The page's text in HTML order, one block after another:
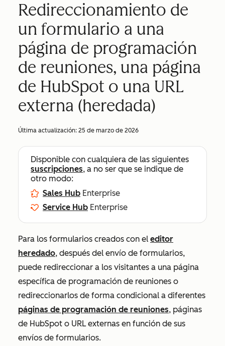
Redireccionamiento de
un formulario a una
página de programación
de reuniones, una página
de HubSpot o una URL
externa (heredada)
Última actualización: 25 de marzo de 2026
Disponible con cualquiera de las siguientes
suscripciones, a no ser que se indique de
otro modo:
Sales Hub Enterprise
Service Hub Enterprise
Para los formularios creados con el editor
heredado, después del envío de formularios,
puede redireccionar a los visitantes a una página
específica de programación de reuniones o
redireccionarlos de forma condicional a diferentes
páginas de programación de reuniones, páginas
de HubSpot o URL externas en función de sus
envíos de formularios.